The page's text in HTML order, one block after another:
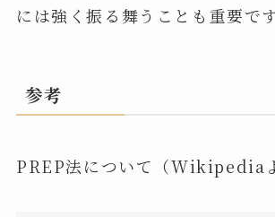
には強く振る舞うことも重要です
参考
PREP法について（Wikipedia